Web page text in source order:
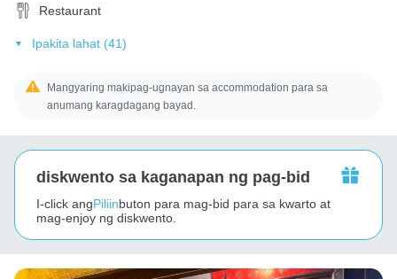
Restaurant
Ipakita lahat (41)
Mangyaring makipag-ugnayan sa accommodation para sa
anumang karagdagang bayad.
diskwento sa kaganapan ng pag-bid
I-click angPiliinbuton para mag-bid para sa kwarto at
mag-enjoy ng diskwento.